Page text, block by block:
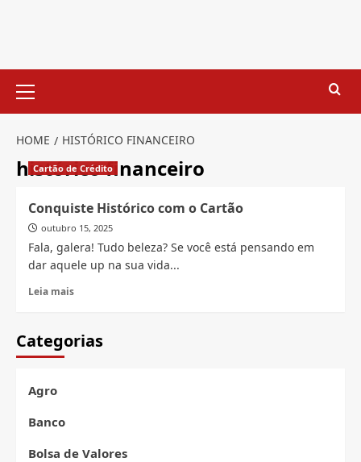
content
Menu
HOME HISTÓRICO FINANCEIRO
histórico financeiro
Cartão de Crédito
Conquiste Histórico com o Cartão
outubro 15, 2025
Fala, galera! Tudo beleza? Se você está pensando em
dar aquele up na sua vida...
Leia mais
Conquiste
Histórico
Categorias
Agro
Banco
Bolsa de Valores